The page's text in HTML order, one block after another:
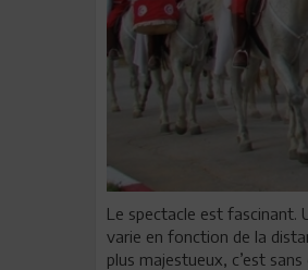
Le spectacle est fascinant.
varie en fonction de la
plus majestueux, c’est